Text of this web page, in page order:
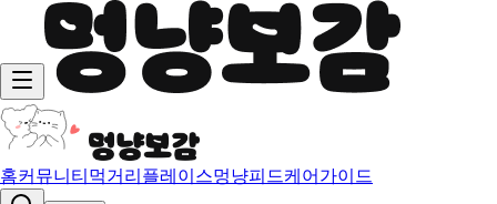
홈커뮤니티 먹거리 플레이스멍냥피드케어가이드